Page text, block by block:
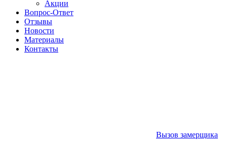
Акции
Вопрос-Ответ
Отзывы
Новости
Материалы
Контакты
Вызов замерщика